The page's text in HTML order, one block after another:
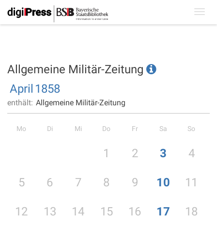
Allgemeine Militär-Zeitung
April 1858
enthält: Allgemeine Militär-Zeitung
Mo Di Mi Do Fr Sa So
1 2 3 4
5 6 7 8 9 10 11
12 13 14 15 16 17 18